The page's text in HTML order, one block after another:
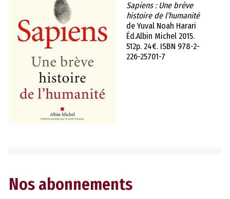
Sapiens : Une brève
histoire de l’humanité
de Yuval Noah Harari
Éd.Albin Michel 2015.
512p. 24€. ISBN 978-2-
226-25701-7
Nos abonnements